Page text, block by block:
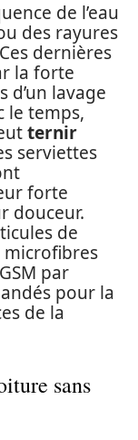
de l’eau
des rayures
dernières
la forte
d’un lavage
le temps,
ternir
serviettes
forte
douceur.
de
microfibres
par
pour la
de la
sans